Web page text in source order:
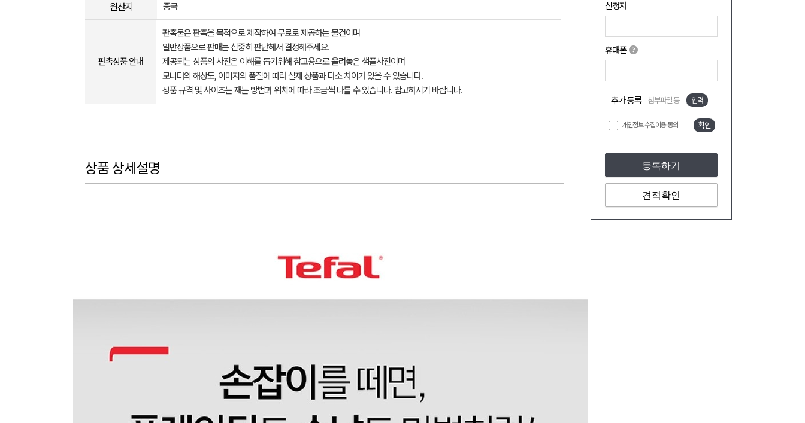
신청자
휴대폰
추가 등록 첨부파일 등 입력
개인정보 수집이용 동의 확인
등록하기
견적확인
원산지 중국
판촉상품 안내
판촉물은 판촉을 목적으로 제작하여 무료로 제공하는 물건이며
일반상품으로 판매는 신중히 판단해서 결정해주세요.
제공되는 상품의 사진은 이해를 돕기위해 참고용으로 올려놓은 샘플사진이며
모니터의 해상도, 이미지의 품질에 따라 실제 상품과 다소 차이가 있을 수 있습니다.
상품 규격 및 사이즈는 재는 방법과 위치에 따라 조금씩 다를 수 있습니다. 참고하시기 바랍니다.
상품 상세설명